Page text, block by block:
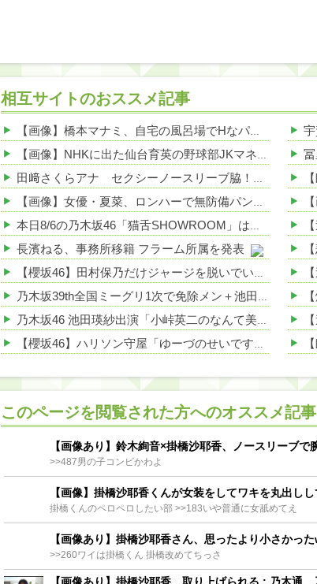
相互サイトのおススメ記事
【画像】橋本マナミ、自宅の風呂場でHなパンティ姿を見せつける 他
【画像】NHKに出た仙台育英の野球部JKマネージャー、ガチで可愛いぞ 他
田﨑さくらアナ セクシーノースリーブ脇！！ 他 NEW!
【画像】女優・夏菜、ロンハーで無防備パンチラ 他
本日8/6の乃木坂46「猫舌SHOWROOM」は筒井あやめ＆鈴木佑捺
長濱ねる、事務所移籍 フラーム所属を発表
【櫻坂46】田村保乃だけジャージを脱いでいた理由
乃木坂39th全国ミーグリ1次で免除メン＋池田・一ノ瀬・井上・川﨑・菅原・中西が全完売
乃木坂46 池田瑛紗出演「小峠英二のなんて美だ！」テーマ：徳川家康【2025.8.5 24:00〜 TOKYO MX】
【櫻坂46】ハリソン守屋「ゆーづのせいです」【ラヴィット!】
【日向坂46】この月、何かあるのか！？『お願いバッハ！』ミーグリ日程がこちら
Powered by livedoor 相互RSS
このページを閲覧された方へのオススメ記事
【画像あり】鈴木絢音×掛橋沙耶香、ノースリーブ
>>487男の子コンビかわよ
【画像】掛橋沙耶香くんが女装をしてワキを丸出し
掛橋くんのペロペロしたい部 >>183いや普通に女舐めてえ
【画像あり】掛橋沙耶香さん、思ったより小さかっ
>>260ワイは掛橋くん 掛橋改めてちっさ